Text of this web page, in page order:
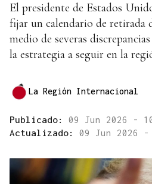
El presidente de Estados
fijar un calendario de retirada
medio de severas
la estrategia a seguir en la
La Región Internacional
Publicado: 09 Jun 2026 -
Actualizado: 09 Jun 2026 -